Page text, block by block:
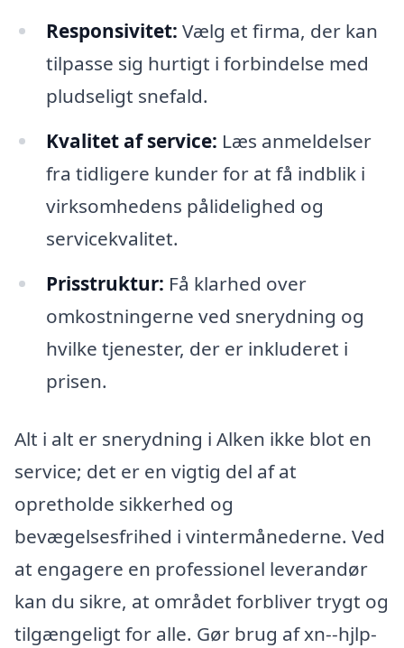
Responsivitet: Vælg et firma, der kan
tilpasse sig hurtigt i forbindelse med
pludseligt snefald.
Kvalitet af service: Læs anmeldelser
fra tidligere kunder for at få indblik i
virksomhedens pålidelighed og
servicekvalitet.
Prisstruktur: Få klarhed over
omkostningerne ved snerydning og
hvilke tjenester, der er inkluderet i
prisen.
Alt i alt er snerydning i Alken ikke blot en
service; det er en vigtig del af at
opretholde sikkerhed og
bevægelsesfrihed i vintermånederne. Ved
at engagere en professionel leverandør
kan du sikre, at området forbliver trygt og
tilgængeligt for alle. Gør brug af xn--hjlp-